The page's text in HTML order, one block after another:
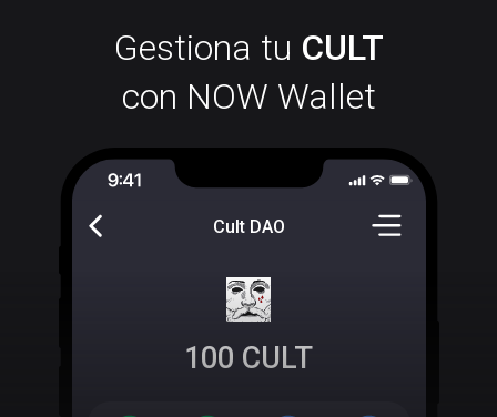
Gestiona tu CULT
con NOW Wallet
Cult DAO
100 CULT